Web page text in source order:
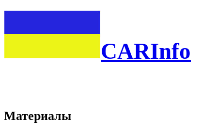
CARInfo
Материалы